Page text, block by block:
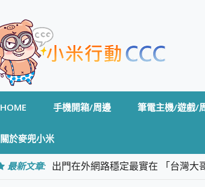
HOME 手機開箱/周邊 筆電主機/遊戲/
關於麥兜小米
最新文章: 出門在外網路穩定最實在 「台灣大